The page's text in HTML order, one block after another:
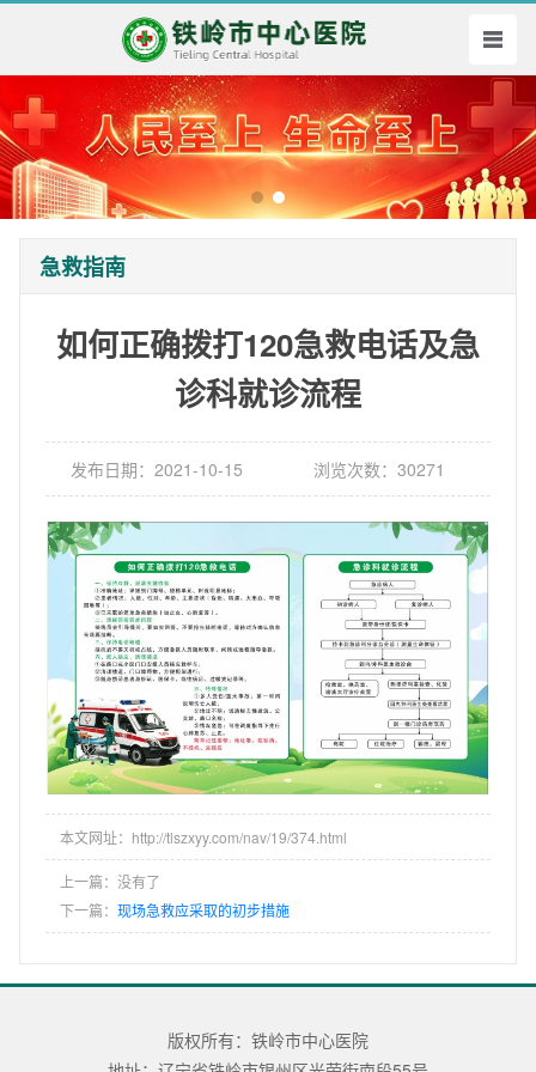
急救指南
如何正确拨打120急救电话及急
诊科就诊流程
发布日期：2021-10-15 浏览次数：30271
本文网址：http://tlszxyy.com/nav/19/374.html
上一篇：没有了
下一篇： 现场急救应采取的初步措施
版权所有：铁岭市中心医院